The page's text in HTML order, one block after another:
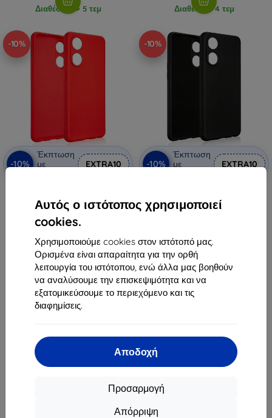
Αυτός ο ιστότοπος χρησιμοποιεί
cookies.
Χρησιμοποιούμε cookies στον ιστότοπό μας.
Ορισμένα είναι απαραίτητα για την ορθή
λειτουργία του ιστότοπου, ενώ άλλα μας βοηθούν
να αναλύσουμε την επισκεψιμότητα και να
εξατομικεύσουμε το περιεχόμενο και τις
διαφημίσεις.
Αποδοχή
Προσαρμογή
Απόρριψη
Διαθέσιμο > 5 τεμ Διαθέσιμο 4 τεμ
-10%
-10%
Έκπτωση
με
EXTRA10
για Oppo Reno 8T
8,90 €
8,01 €
Διαθέσιμο > 5 τεμ
-10%
-10%
Έκπτωση
με
EXTRA10
Reno 8T μαύρη
8,90 €
Διαθέσιμο 1 τεμ
1